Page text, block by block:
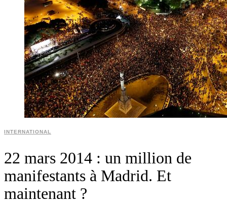
INTERNATIONAL
22 mars 2014 : un million de
manifestants à Madrid. Et
maintenant ?